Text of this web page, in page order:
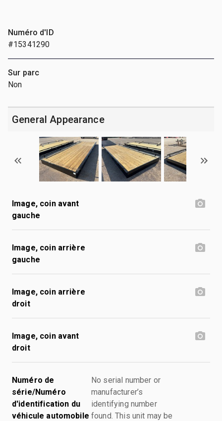
Numéro d'ID
#15341290
Sur parc
Non
General Appearance
Image, coin avant
gauche
Image, coin arrière
gauche
Image, coin arrière
droit
Image, coin avant
droit
Numéro de
série/Numéro
d'identification du
véhicule automobile
No serial number or
manufacturer’s
identifying number
found. This unit may be